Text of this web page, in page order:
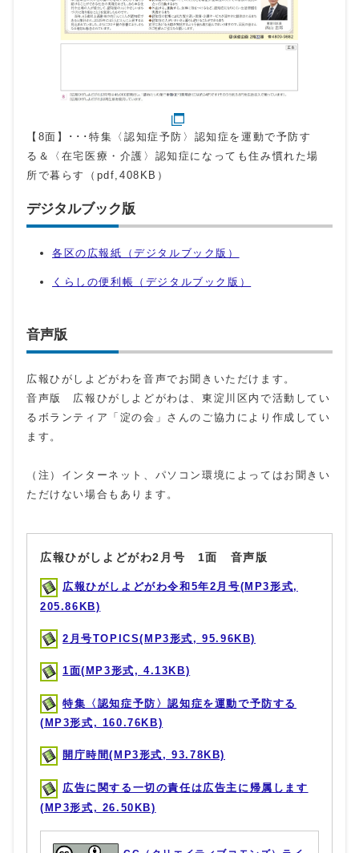
【8面】･･･特集〈認知症予防〉認知症を運動で予防す
る＆〈在宅医療・介護〉認知症になっても住み慣れた場
所で暮らす（pdf,408KB）
デジタルブック版
各区の広報紙（デジタルブック版）
くらしの便利帳（デジタルブック版）
音声版
広報ひがしよどがわを音声でお聞きいただけます。
音声版 広報ひがしよどがわは、東淀川区内で活動してい
るボランティア「淀の会」さんのご協力により作成してい
ます。
（注）インターネット、パソコン環境によってはお聞きい
ただけない場合もあります。
広報ひがしよどがわ2月号 1面 音声版
広報ひがしよどがわ令和5年2月号(MP3形式,
205.86KB)
2月号TOPICS(MP3形式, 95.96KB)
1面(MP3形式, 4.13KB)
特集〈認知症予防〉認知症を運動で予防する
(MP3形式, 160.76KB)
開庁時間(MP3形式, 93.78KB)
広告に関する一切の責任は広告主に帰属します
(MP3形式, 26.50KB)